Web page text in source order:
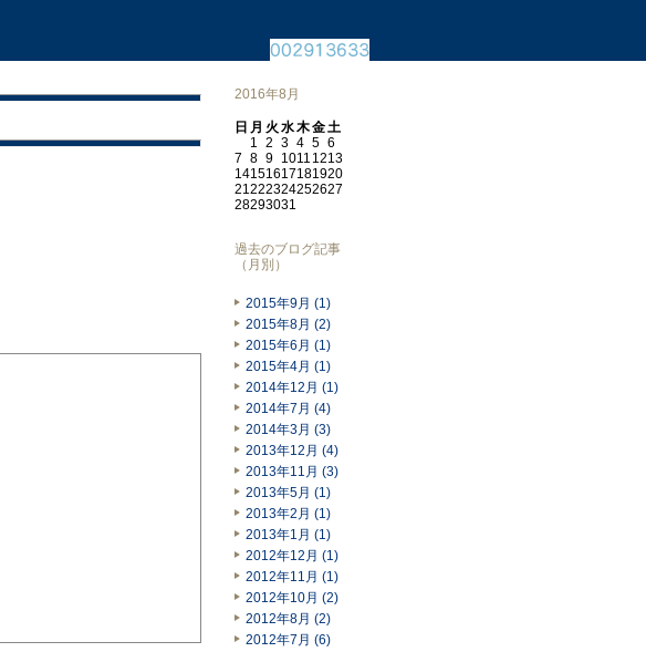
2016年8月
日 月 火 水木金土
1 2 3 4 5 6
7 8 9 1011 1213
14151617181920
21222324252627
28293031
過去のブログ記事
（月別）
2015年9月 (1)
2015年8月 (2)
2015年6月 (1)
2015年4月 (1)
2014年12月 (1)
2014年7月 (4)
2014年3月 (3)
2013年12月 (4)
2013年11月 (3)
2013年5月 (1)
2013年2月 (1)
2013年1月 (1)
2012年12月 (1)
2012年11月 (1)
2012年10月 (2)
2012年8月 (2)
2012年7月 (6)